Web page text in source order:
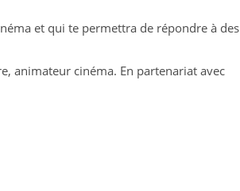
et qui te permettra de répondre à des
animateur cinéma. En partenariat avec